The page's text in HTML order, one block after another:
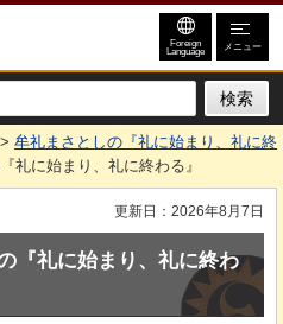
Foreign
Language メニュー
> 牟礼まさとしの『礼に始まり、礼に終
礼に始まり、礼に終わる』
更新日：2026年8月7日
『礼に始まり、礼に終わ